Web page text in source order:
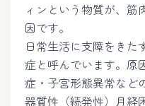
ィンという物質が、筋
因です。
日常生活に支障をきた
症と呼んでいます。原
症・子宮形態異常など
器質性（続発性）月経